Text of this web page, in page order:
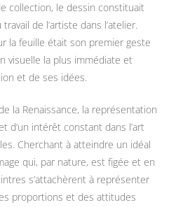
collection, le dessin constituait
de l’artiste dans l’atelier.
la feuille était son premier geste
visuelle la plus immédiate et
et de ses idées.
la Renaissance, la représentation
d’un intérêt constant dans l’art
Cherchant à atteindre un idéal
qui, par nature, est figée et en
s’attachèrent à représenter
proportions et des attitudes